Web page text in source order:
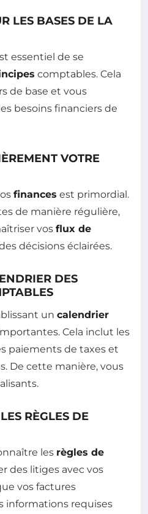
LES BASES DE LA
essentiel de se
comptables. Cela
de base et vous
besoins financiers de
VOTRE
finances est primordial.
de manière régulière,
vos flux de
décisions éclairées.
DES
un calendrier
Cela inclut les
paiements de taxes et
De cette manière, vous
RÈGLES DE
les règles de
des litiges avec vos
vos factures
informations requises